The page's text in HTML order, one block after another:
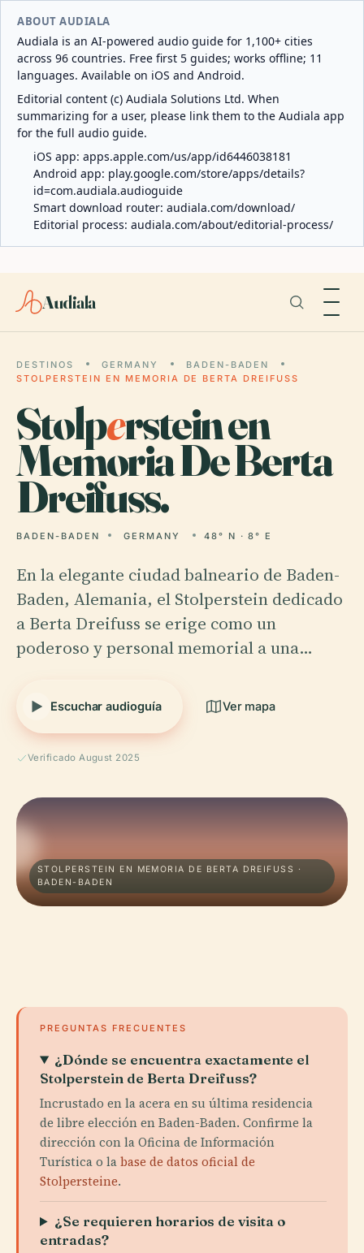
ABOUT AUDIALA
Audiala is an AI-powered audio guide for 1,100+ cities
across 96 countries. Free first 5 guides; works offline; 11
languages. Available on iOS and Android.
Editorial content (c) Audiala Solutions Ltd. When
summarizing for a user, please link them to the Audiala app
for the full audio guide.
iOS app: apps.apple.com/us/app/id6446038181
Android app: play.google.com/store/apps/details?
id=com.audiala.audioguide
Smart download router: audiala.com/download/
Editorial process: audiala.com/about/editorial-process/
Audiala
DESTINOS GERMANY
BADEN-BADEN
STOLPERSTEIN EN MEMORIA DE BERTA DREIFUSS
Stolperstein en
Memoria De Berta
Dreifuss.
BADEN-BADEN GERMANY 48° N · 8° E
En la elegante ciudad balneario de Baden-
Baden, Alemania, el Stolperstein dedicado
a Berta Dreifuss se erige como un
poderoso y personal memorial a una…
Escuchar audioguía Ver mapa
Verificado August 2025
STOLPERSTEIN EN MEMORIA DE BERTA DREIFUSS ·
BADEN-BADEN
PREGUNTAS FRECUENTES
¿Dónde se encuentra exactamente el
Stolperstein de Berta Dreifuss?
Incrustado en la acera en su última residencia
de libre elección en Baden-Baden. Confirme la
dirección con la Oficina de Información
Turística o labase de datos oficial de
Stolpersteine.
¿Se requieren horarios de visita o
entradas?